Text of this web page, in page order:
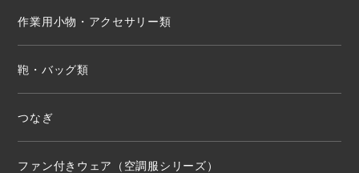
作業用小物・アクセサリー類
鞄・バッグ類
つなぎ
ファン付きウェア（空調服シリーズ）